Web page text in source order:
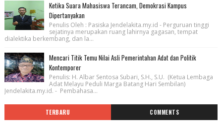
Ketika Suara Mahasiswa Terancam, Demokrasi Kampus
Dipertanyakan
Penulis Oleh : Pasiska Jendelakita.my.id - Perguruan tinggi
sejatinya merupakan ruang lahirnya gagasan, tempat
dialektika berkembang, dan la...
Mencari Titik Temu Nilai Asli Pemerintahan Adat dan Politik
Kontemporer
Penulis: H. Albar Sentosa Subari, S.H., S.U. (Ketua Lembaga
Adat Melayu Peduli Marga Batang Hari Sembilan)
Jendelakita.my.id. - Pembahasa...
TERBARU COMMENTS